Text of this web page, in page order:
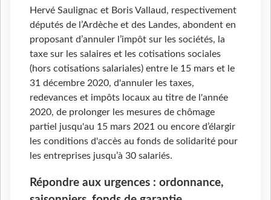
Hervé Saulignac et Boris Vallaud, respectivement
députés de l’Ardèche et des Landes, abondent en
proposant d’annuler l’impôt sur les sociétés, la
taxe sur les salaires et les cotisations sociales
(hors cotisations salariales) entre le 15 mars et le
31 décembre 2020, d'annuler les taxes,
redevances et impôts locaux au titre de l'année
2020, de prolonger les mesures de chômage
partiel jusqu'au 15 mars 2021 ou encore d’élargir
les conditions d'accès au fonds de solidarité pour
les entreprises jusqu’à 30 salariés.
Répondre aux urgences : ordonnance,